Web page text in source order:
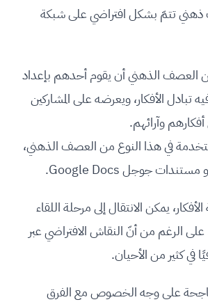
تتمّ بشكل افتراضي على شبكة
العصف الذهني أن يقوم أحدهم بإعداد
تبادل الأفكار، ويعرضه على المشاركين
وآرائهم.
في هذا النوع من العصف الذهني،
يمكن الانتقال إلى مرحلة اللقاء
الرغم من أنّ النقاش الافتراضي عبر
في كثير من الأحيان.
ناجحة على وجه الخصوص مع الفرق